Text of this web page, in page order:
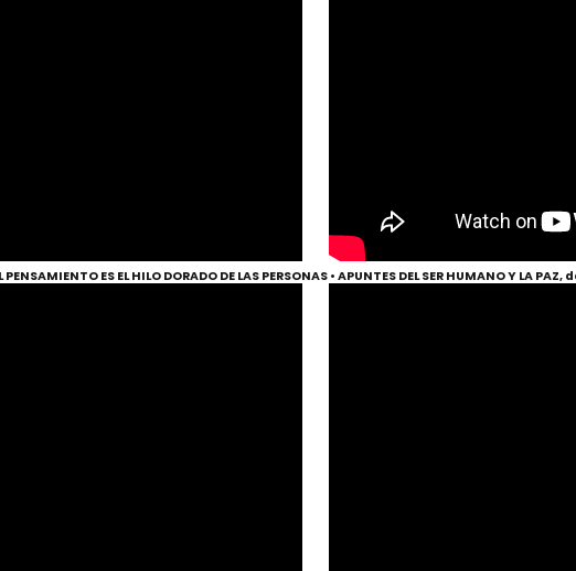
PENSAMIENTO ES EL HILO DORADO DE LAS PERSONAS • APUNTES DEL SER HUMANO Y LA